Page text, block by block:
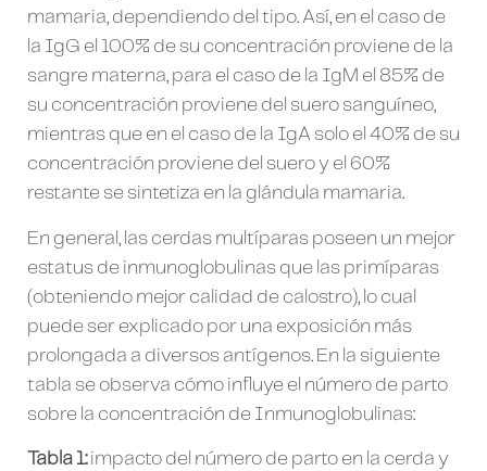
mamaria, dependiendo del tipo. Así, en el caso de
la IgG el 100% de su concentración proviene de la
sangre materna, para el caso de la IgM el 85% de
su concentración proviene del suero sanguíneo,
mientras que en el caso de la IgA solo el 40% de su
concentración proviene del suero y el 60%
restante se sintetiza en la glándula mamaria.
En general, las cerdas multíparas poseen un mejor
estatus de inmunoglobulinas que las primíparas
(obteniendo mejor calidad de calostro), lo cual
puede ser explicado por una exposición más
prolongada a diversos antígenos. En la siguiente
tabla se observa cómo influye el número de parto
sobre la concentración de Inmunoglobulinas:
Tabla 1:impacto del número de parto en la cerda y